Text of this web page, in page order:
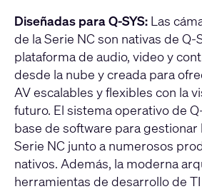
Diseñadas para Q-SYS: Las
de la Serie NC son nativas de Q-
plataforma de audio, video y
desde la nube y creada para
AV escalables y flexibles con la
futuro. El sistema operativo de
base de software para gestionar
Serie NC junto a numerosos
nativos. Además, la moderna
herramientas de desarrollo de